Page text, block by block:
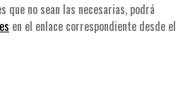
que no sean las necesarias, podrá
en el enlace correspondiente desde el